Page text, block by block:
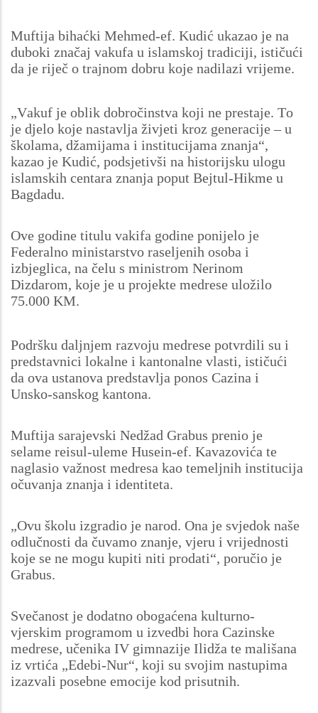
Muftija bihaćki Mehmed-ef. Kudić ukazao je na
duboki značaj vakufa u islamskoj tradiciji, ističući
da je riječ o trajnom dobru koje nadilazi vrijeme.
„Vakuf je oblik dobročinstva koji ne prestaje. To
je djelo koje nastavlja živjeti kroz generacije – u
školama, džamijama i institucijama znanja“,
kazao je Kudić, podsjetivši na historijsku ulogu
islamskih centara znanja poput Bejtul-Hikme u
Bagdadu.
Ove godine titulu vakifa godine ponijelo je
Federalno ministarstvo raseljenih osoba i
izbjeglica, na čelu s ministrom Nerinom
Dizdarom, koje je u projekte medrese uložilo
75.000 KM.
Podršku daljnjem razvoju medrese potvrdili su i
predstavnici lokalne i kantonalne vlasti, ističući
da ova ustanova predstavlja ponos Cazina i
Unsko-sanskog kantona.
Muftija sarajevski Nedžad Grabus prenio je
selame reisul-uleme Husein-ef. Kavazovića te
naglasio važnost medresa kao temeljnih institucija
očuvanja znanja i identiteta.
„Ovu školu izgradio je narod. Ona je svjedok naše
odlučnosti da čuvamo znanje, vjeru i vrijednosti
koje se ne mogu kupiti niti prodati“, poručio je
Grabus.
Svečanost je dodatno obogaćena kulturno-
vjerskim programom u izvedbi hora Cazinske
medrese, učenika IV gimnazije Ilidža te mališana
iz vrtića „Edebi-Nur“, koji su svojim nastupima
izazvali posebne emocije kod prisutnih.